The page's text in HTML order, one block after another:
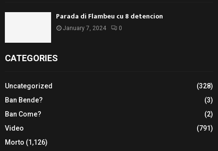
Parada di Flambeu cu 8 detencion
January 7, 2024 0
CATEGORIES
Uncategorized
(328)
Ban Bende?
(3)
Ban Come?
(2)
Video
(791)
Morto (1,126)